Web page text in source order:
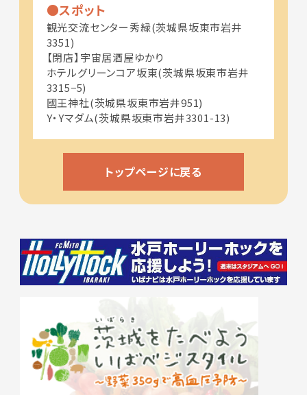
スポット
観光交流センター秀緑(茨城県坂東市岩井
3351)
【閉店】宇宙居酒屋ゆかり
ホテルグリーンコア坂東(茨城県坂東市岩井
3315−5)
國王神社(茨城県坂東市岩井951)
Y・Yマダム(茨城県坂東市岩井3301-13)
トップページに戻る